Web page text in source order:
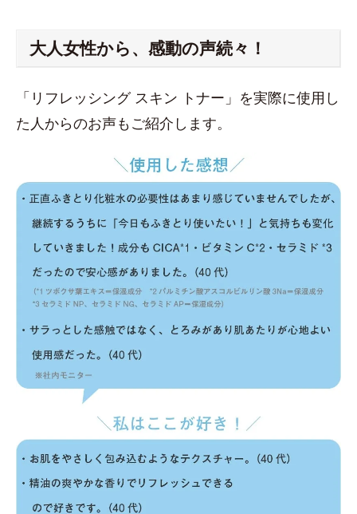
大人女性から、感動の声続々！
「リフレッシング スキン トナー」を実際に使用し
た人からのお声もご紹介します。